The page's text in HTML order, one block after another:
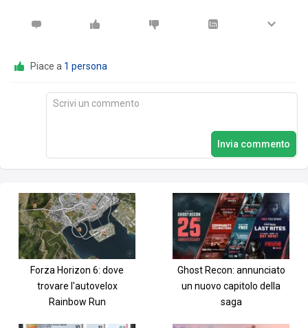
Piace a 1 persona
Invia commento
Forza Horizon 6: dove
trovare l'autovelox
Rainbow Run
Ghost Recon: annunciato
un nuovo capitolo della
saga